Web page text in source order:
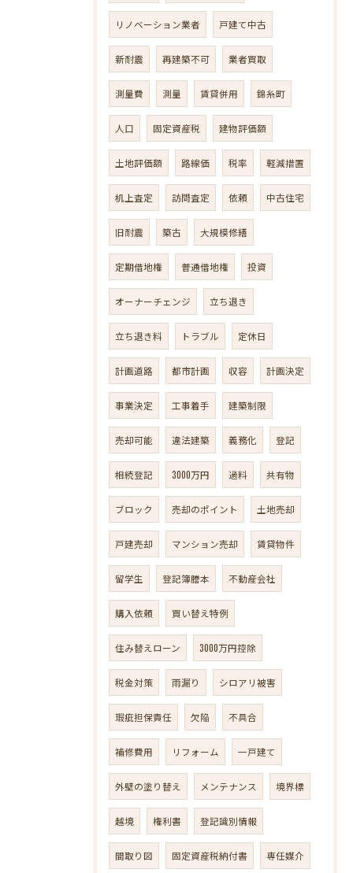
リノベーション業者 戸建て中古
新耐震 再建築不可 業者買取
測量費 測量 賃貸併用 錦糸町
人口 固定資産税 建物評価額
土地評価額 路線価 税率 軽減措置
机上査定 訪問査定 依頼 中古住宅
旧耐震 築古 大規模修繕
定期借地権 普通借地権 投資
オーナーチェンジ 立ち退き
立ち退き料 トラブル 定休日
計画道路 都市計画 収容 計画決定
事業決定 工事着手 建築制限
売却可能 違法建築 義務化 登記
相続登記 3000万円 過料 共有物
ブロック 売却のポイント 土地売却
戸建売却 マンション売却 賃貸物件
留学生 登記簿謄本 不動産会社
購入依頼 買い替え特例
住み替えローン 3000万円控除
税金対策 雨漏り シロアリ被害
瑕疵担保責任 欠陥 不具合
補修費用 リフォーム 一戸建て
外壁の塗り替え メンテナンス 境界標
越境 権利書 登記識別情報
間取り図 固定資産税納付書 専任媒介